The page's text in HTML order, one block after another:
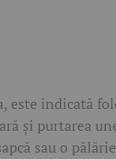
este indicată
și purtarea
sau o